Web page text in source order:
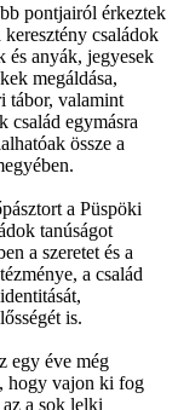
pontjairól érkeztek
családok
és anyák, jegyesek
megáldása,
tábor, valamint
család egymásra
össze a
a Püspöki
tanúságot
a szeretet és a
a család
is.
egy éve még
hogy vajon ki fog
a sok lelki